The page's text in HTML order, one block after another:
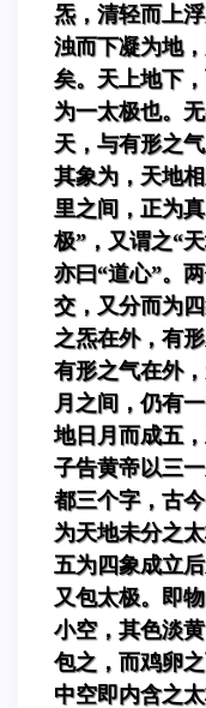
炁，清轻而上
浊而下凝为地
矣。天上地下
为一太极也。
天，与有形之
其象为，天地
里之间，正为
极”，又谓之“
亦曰“道心”。
交，又分而为
之炁在外，有
有形之气在外
月之间，仍有
地日月而成五
子告黄帝以三
都三个字，古
为天地未分之
五为四象成立
又包太极。即
小空，其色淡
包之，而鸡卵
中空即内含之